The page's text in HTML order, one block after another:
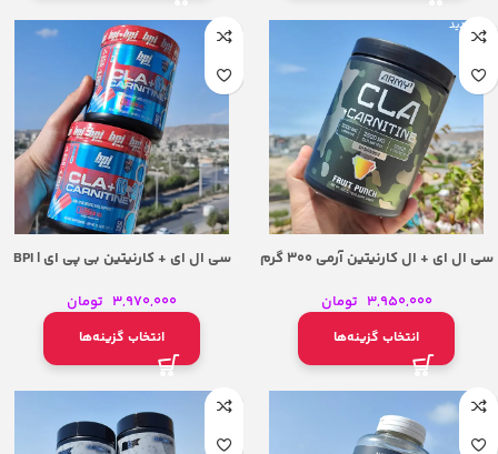
جدید
سی ال ای + ال کارنیتین آرمی 300 گرم
Carnitine 300g (50 Servings)
3,950,000 تومان
انتخاب گزینه‌ها
سی ال ای + کارنیتین بی پی ای | BPI
3,970,000 تومان
انتخاب گزینه‌ها